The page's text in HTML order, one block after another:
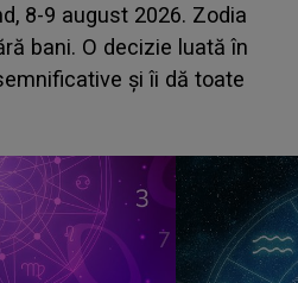
ASCUNS până
concurentul din Casa Iubirii
despre mama
eu nu te iubesc pentru